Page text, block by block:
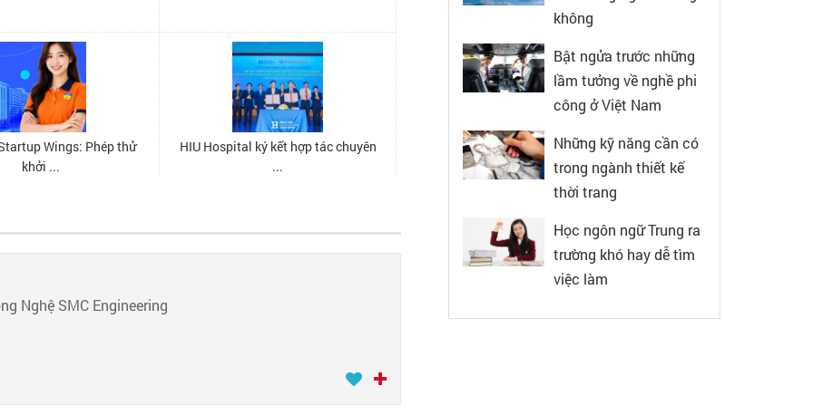
Nghệ SMC Engineering
không
Bật ngửa trước những
lầm tưởng về nghề phi
công ở Việt Nam
Những kỹ năng cần có
trong ngành thiết kế
thời trang
Học ngôn ngữ Trung ra
trường khó hay dễ tìm
việc làm